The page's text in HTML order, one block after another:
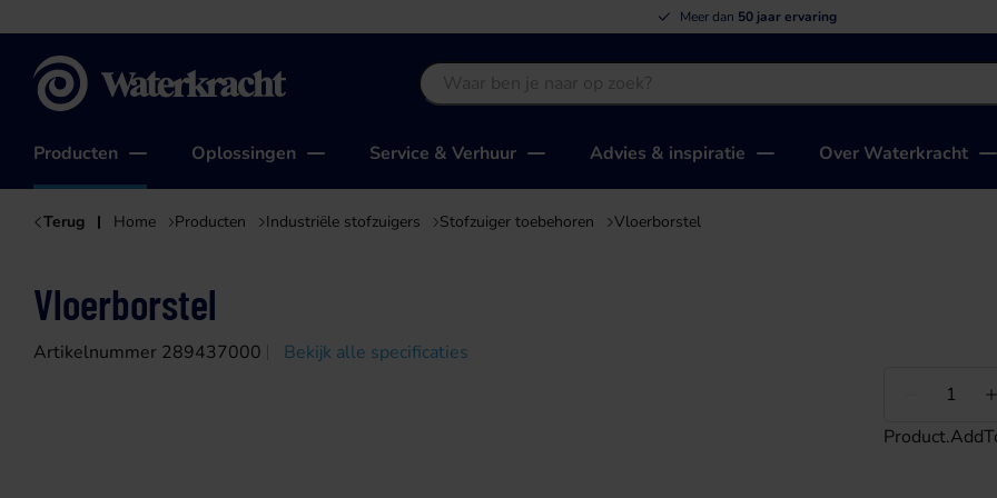
Meer dan 50 jaar ervaring
Producten Oplossingen Service & Verhuur Advies & inspiratie Over Waterkracht
Terug Home Producten Industriële stofzuigers Stofzuiger toebehoren Vloerborstel
Vloerborstel
Artikelnummer 289437000 Bekijk alle specificaties
Minder